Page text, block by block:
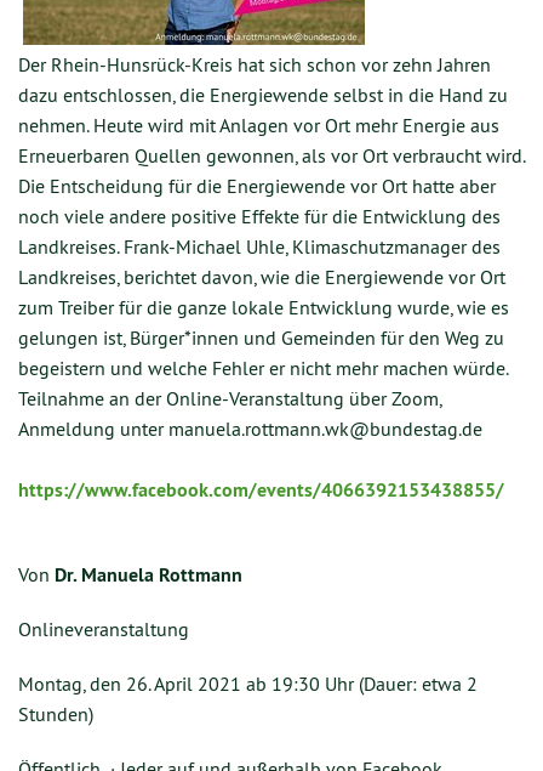
Der Rhein-Hunsrück-Kreis hat sich schon vor zehn Jahren
dazu entschlossen, die Energiewende selbst in die Hand zu
nehmen. Heute wird mit Anlagen vor Ort mehr Energie aus
Erneuerbaren Quellen gewonnen, als vor Ort verbraucht wird.
Die Entscheidung für die Energiewende vor Ort hatte aber
noch viele andere positive Effekte für die Entwicklung des
Landkreises. Frank-Michael Uhle, Klimaschutzmanager des
Landkreises, berichtet davon, wie die Energiewende vor Ort
zum Treiber für die ganze lokale Entwicklung wurde, wie es
gelungen ist, Bürger*innen und Gemeinden für den Weg zu
begeistern und welche Fehler er nicht mehr machen würde.
Teilnahme an der Online-Veranstaltung über Zoom,
Anmeldung unter manuela.rottmann.wk@bundestag.de
https://www.facebook.com/events/4066392153438855/
Von Dr. Manuela Rottmann
Onlineveranstaltung
Montag, den 26. April 2021 ab 19:30 Uhr (Dauer: etwa 2
Stunden)